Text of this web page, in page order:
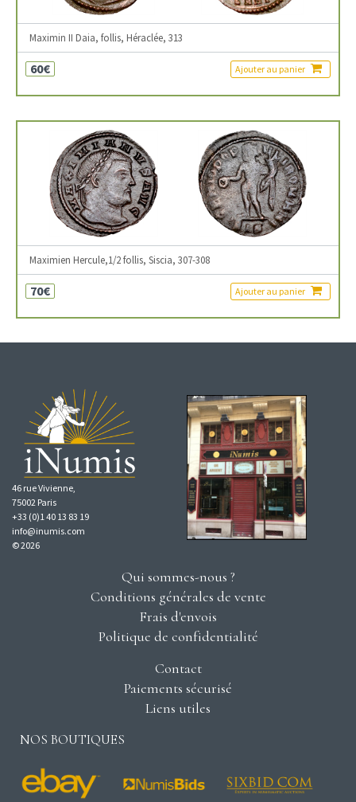
Maximin II Daia, follis, Héraclée, 313
60€ Ajouter au panier
Maximien Hercule,1/2 follis, Siscia, 307-308
70€ Ajouter au panier
46 rue Vivienne,
75002 Paris
+33 (0)1 40 13 83 19
info@inumis.com
© 2026
Qui sommes-nous ?
Conditions générales de vente
Frais d'envois
Politique de confidentialité
Contact
Paiements sécurisé
Liens utiles
NOS BOUTIQUES